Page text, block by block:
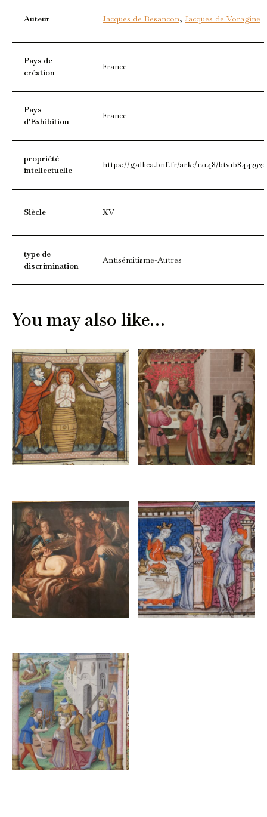
Auteur Jacques de Besancon, Jacques de Voragine
Pays de
création
France
Pays
d'Exhibition
France
propriété
intellectuelle
https://gallica.bnf.fr/ark:/12148/
Siècle XV
type de
discrimination
Antisémitisme-Autres
You may also like…